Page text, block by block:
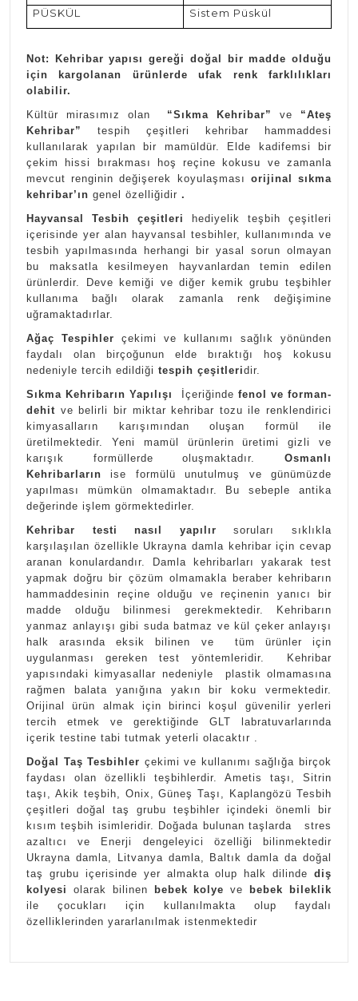
PÜSKÜL Sistem Püskül
Not: Kehribar yapısı gereği doğal bir madde olduğu
için kargolanan ürünlerde ufak renk farklılıkları
olabilir.
Kültür mirasımız olan “Sıkma Kehribar” ve “Ateş
Kehribar” tespih çeşitleri kehribar hammaddesi
kullanılarak yapılan bir mamüldür. Elde kadifemsi bir
çekim hissi bırakması hoş reçine kokusu ve zamanla
mevcut renginin değişerek koyulaşması orijinal sıkma
kehribar’ın genel özelliğidir .
Hayvansal Tesbih çeşitleri
hediyelik teşbih çeşitleri
içerisinde yer alan hayvansal tesbihler, kullanımında ve
tesbih yapılmasında herhangi bir yasal sorun olmayan
bu maksatla kesilmeyen hayvanlardan temin edilen
ürünlerdir. Deve kemiği ve diğer kemik grubu teşbihler
kullanıma bağlı olarak zamanla renk değişimine
uğramaktadırlar.
Ağaç Tespihler çekimi ve kullanımı sağlık yönünden
faydalı olan birçoğunun elde bıraktığı hoş kokusu
nedeniyle tercih edildiği tespih çeşitleridir.
Sıkma Kehribarın Yapılışı
İçeriğinde fenol ve forman-
dehit ve belirli bir miktar kehribar tozu ile renklendirici
kimyasalların karışımından oluşan formül ile
üretilmektedir. Yeni mamül ürünlerin üretimi gizli ve
karışık formüllerde oluşmaktadır. Osmanlı
Kehribarların ise formülü unutulmuş ve günümüzde
yapılması mümkün olmamaktadır. Bu sebeple antika
değerinde işlem görmektedirler.
Kehribar testi nasıl yapılır soruları sıklıkla
karşılaşılan özellikle Ukrayna damla kehribar için cevap
aranan konulardandır. Damla kehribarları yakarak test
yapmak doğru bir çözüm olmamakla beraber kehribarın
hammaddesinin reçine olduğu ve reçinenin yanıcı bir
madde olduğu bilinmesi gerekmektedir. Kehribarın
yanmaz anlayışı gibi suda batmaz ve kül çeker anlayışı
halk arasında eksik bilinen ve tüm ürünler için
uygulanması gereken test yöntemleridir. Kehribar
yapısındaki kimyasallar nedeniyle plastik olmamasına
rağmen balata yanığına yakın bir koku vermektedir.
Orijinal ürün almak için birinci koşul güvenilir yerleri
tercih etmek ve gerektiğinde GLT labratuvarlarında
içerik testine tabi tutmak yeterli olacaktır .
Doğal Taş Tesbihler çekimi ve kullanımı sağlığa birçok
faydası olan özellikli teşbihlerdir. Ametis taşı, Sitrin
taşı, Akik teşbih, Onix, Güneş Taşı, Kaplangözü Tesbih
çeşitleri doğal taş grubu teşbihler içindeki önemli bir
kısım teşbih isimleridir. Doğada bulunan taşlarda stres
azaltıcı ve Enerji dengeleyici özelliği bilinmektedir
Ukrayna damla, Litvanya damla, Baltık damla da doğal
taş grubu içerisinde yer almakta olup halk dilinde diş
kolyesi
olarak bilinen bebek kolye ve
bebek bileklik
ile çocukları için kullanılmakta olup faydalı
özelliklerinden yararlanılmak istenmektedir